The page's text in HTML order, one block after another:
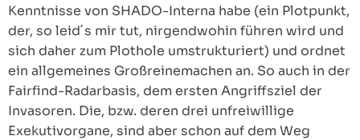
Kenntnisse von SHADO-Interna habe (ein Plotpunkt,
der, so leid´s mir tut, nirgendwohin führen wird und
sich daher zum Plothole umstrukturiert) und ordnet
ein allgemeines Großreinemachen an. So auch in der
Fairfind-Radarbasis, dem ersten Angriffsziel der
Invasoren. Die, bzw. deren drei unfreiwillige
Exekutivorgane, sind aber schon auf dem Weg